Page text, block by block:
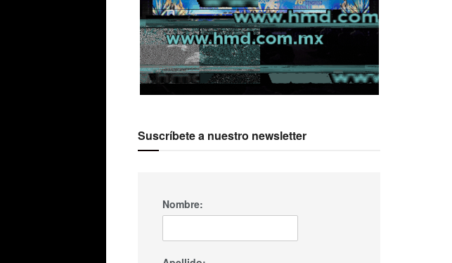
Suscríbete a nuestro newsletter
Nombre: